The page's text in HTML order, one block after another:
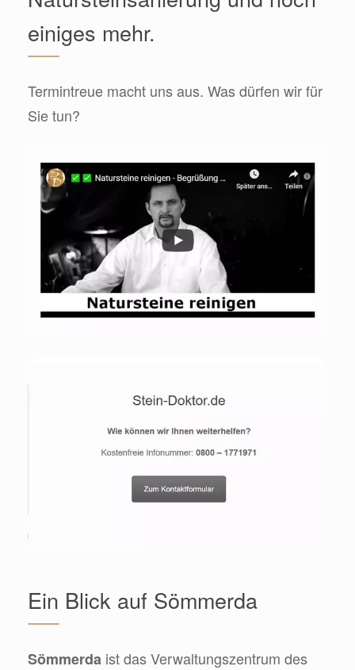
einiges mehr.
Termintreue macht uns aus. Was dürfen wir für
Sie tun?
Ein Blick auf Sömmerda
Sömmerda ist das Verwaltungszentrum des